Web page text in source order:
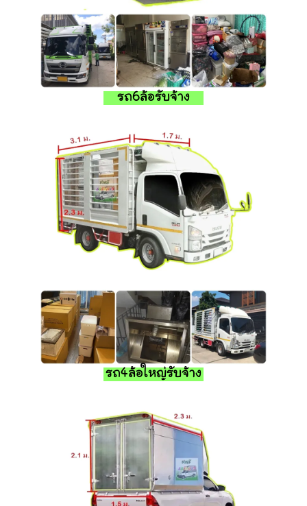
รถ6ล้อรับจ้าง
รถ4ล้อใหญ่รับจ้าง